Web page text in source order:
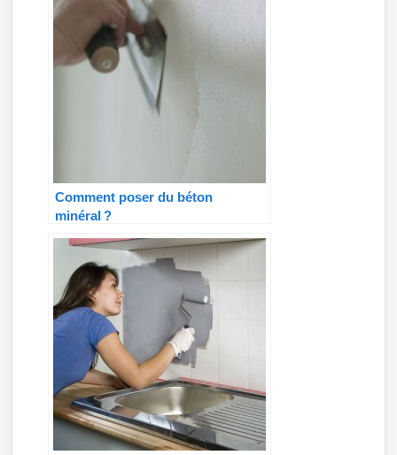
Comment poser du béton
minéral ?